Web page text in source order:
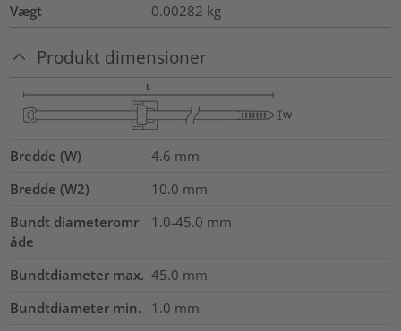
Vægt
0.00282 kg
Produkt dimensioner
Bredde (W) 4.6 mm
Bredde (W2)
10.0 mm
Bundt diameteromr
åde
1.0-45.0 mm
Bundtdiameter max. 45.0 mm
Bundtdiameter min.
1.0 mm